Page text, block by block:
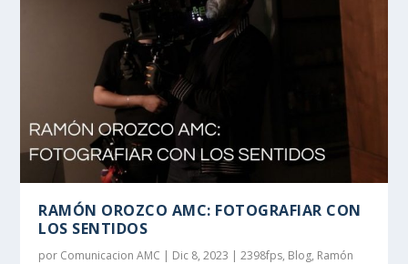
RAMÓN OROZCO AMC: FOTOGRAFIAR CON
LOS SENTIDOS
por Comunicacion AMC | Dic 8, 2023 |2398fps, Blog, Ramón